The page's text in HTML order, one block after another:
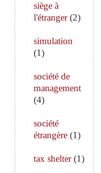
siège à
l'étranger(2)
simulation
(1)
société de
management
(4)
société
étrangère (1)
tax shelter(1)